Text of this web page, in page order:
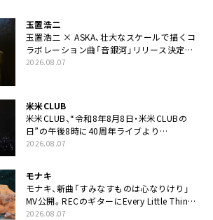
玉置浩二
玉置浩二 × ASKA、壮大なスケールで描くコ
ラボレーション曲「音銀河」リリース決定。
カップリングには新曲「命の宿り」収録も
2026.08.07
米米CLUB
米米CLUB、“令和8年8月8日・米米CLUBの
日”の午後8時に40周年ライブより
「FANtachy medley」を88年限定公開
2026.08.07
モナキ
モナキ、新曲「すみなすものは心なりけり」
MV公開。RECのギターにEvery Little Thing・
伊藤一朗参加も
2026.08.07